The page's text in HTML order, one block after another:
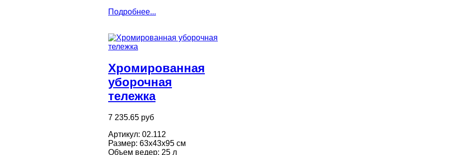
Подробнее...
Хромированная
уборочная
тележка
7 235.65 руб
Артикул: 02.112
Размер: 63х43х95 см
Объем ведер: 25 л